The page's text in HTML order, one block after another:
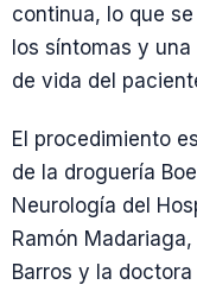
continua, lo que
los síntomas y
de vida del
El procedimiento
de la droguería
Neurología del
Ramón
Barros y la